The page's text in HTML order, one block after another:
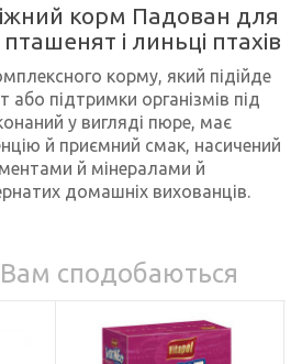
корм Падован для
і линьці птахів
корму, який підійде
або підтримки організмів під
у вигляді пюре, має
й приємний смак, насичений
й мінералами й
домашніх вихованців.
сподобаються